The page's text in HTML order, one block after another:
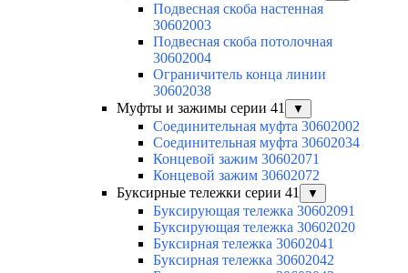
Подвесная скоба настенная
30602003
Подвесная скоба потолочная
30602004
Ограничитель конца линии
30602038
Муфты и зажимы серии 41
▼
Соединительная муфта 30602002
Соединительная муфта 30602034
Концевой зажим 30602071
Концевой зажим 30602072
Буксирные тележки серии 41
▼
Буксирующая тележка 30602091
Буксирующая тележка 30602020
Буксирная тележка 30602041
Буксирная тележка 30602042